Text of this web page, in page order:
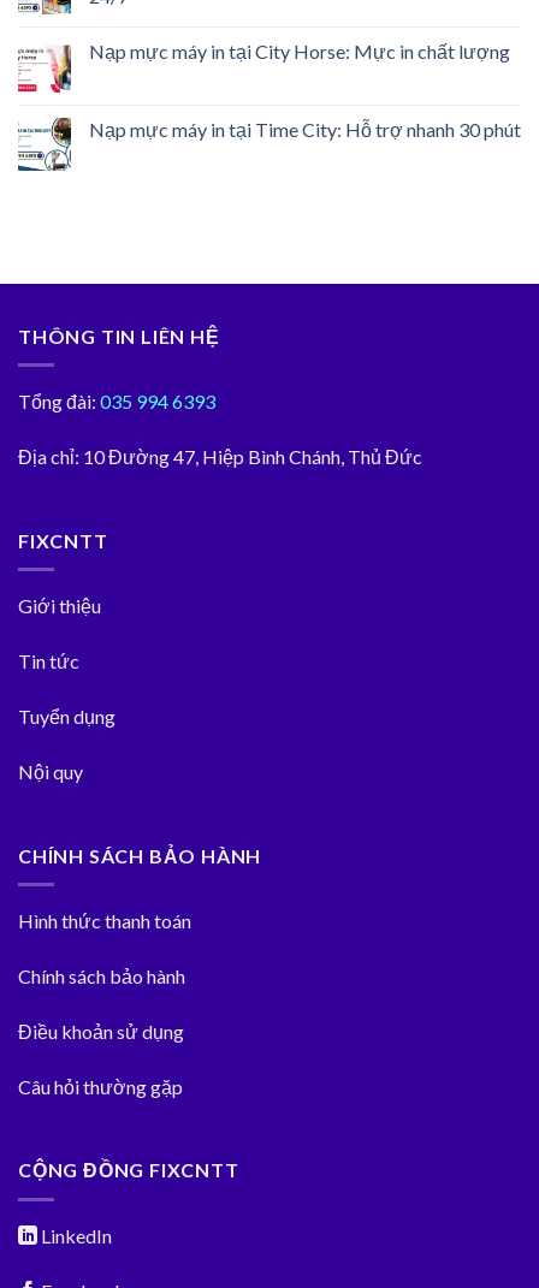
Nạp mực máy in tại City Horse: Mực in chất lượng
Nạp mực máy in tại Time City: Hỗ trợ nhanh 30 phút
THÔNG TIN LIÊN HỆ
Tổng đài: 035 994 6393
Địa chỉ: 10 Đường 47, Hiệp Bình Chánh, Thủ Đức
FIXCNTT
Giới thiệu
Tin tức
Tuyển dụng
Nội quy
CHÍNH SÁCH BẢO HÀNH
Hình thức thanh toán
Chính sách bảo hành
Điều khoản sử dụng
Câu hỏi thường gặp
CỘNG ĐỒNG FIXCNTT
LinkedIn